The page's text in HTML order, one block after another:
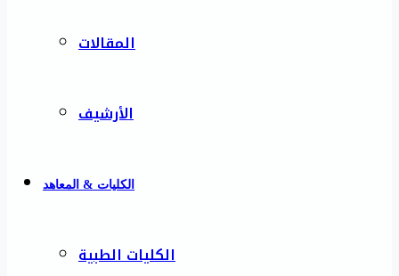
المقالات
الأرشيف
الكليات & المعاهد
الكليات الطبية